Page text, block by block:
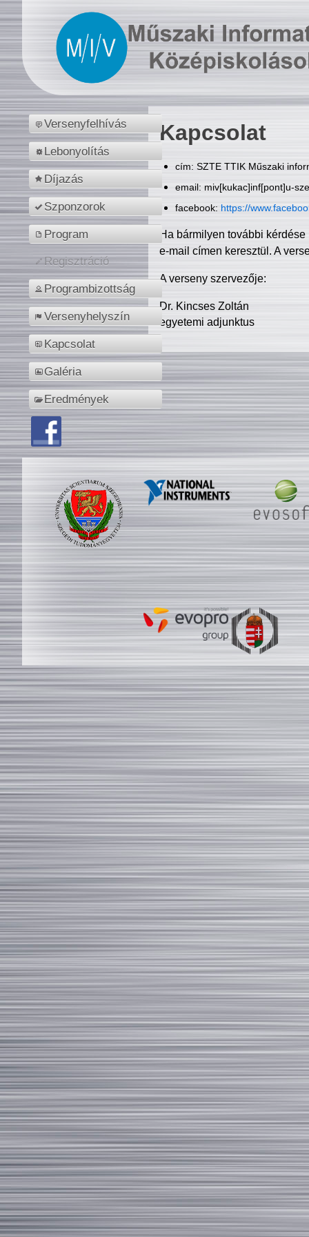
Versenyfelhívás
Lebonyolítás
Díjazás
Szponzorok
Program
Regisztráció
Programbizottság
Versenyhelyszín
Kapcsolat
Galéria
Eredmények
Kapcsolat
cím: SZTE TTIK Műszaki
email: miv[kukac]inf[pont]u-
facebook: https://
Ha bármilyen további
e-mail címen keresztül. A
A verseny szervezője:
Dr. Kincses Zoltán
egyetemi adjunktus